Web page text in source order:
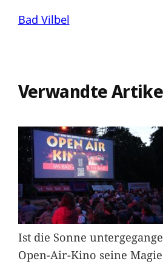
Bad Vilbel
Verwandte
Ist die Sonne
Open-Air-Kino seine